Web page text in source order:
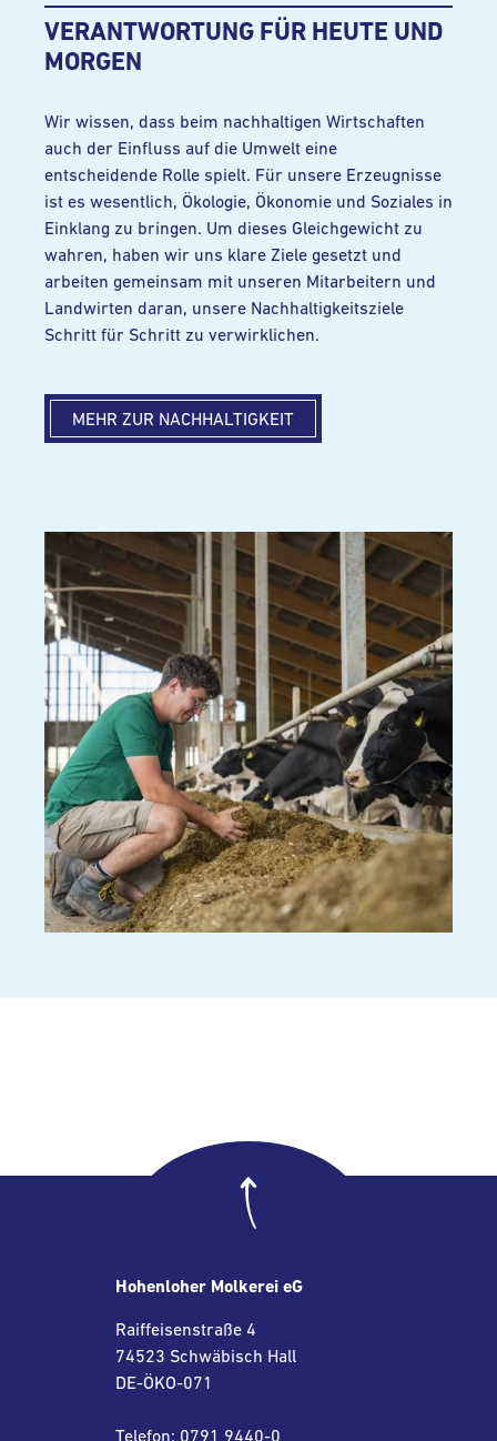
VERANTWORTUNG FÜR HEUTE UND
MORGEN
Wir wissen, dass beim nachhaltigen Wirtschaften
auch der Einfluss auf die Umwelt eine
entscheidende Rolle spielt. Für unsere Erzeugnisse
ist es wesentlich, Ökologie, Ökonomie und Soziales in
Einklang zu bringen. Um dieses Gleichgewicht zu
wahren, haben wir uns klare Ziele gesetzt und
arbeiten gemeinsam mit unseren Mitarbeitern und
Landwirten daran, unsere Nachhaltigkeitsziele
Schritt für Schritt zu verwirklichen.
MEHR ZUR NACHHALTIGKEIT
Hohenloher Molkerei eG
Raiffeisenstraße 4
74523 Schwäbisch Hall
DE-ÖKO-071